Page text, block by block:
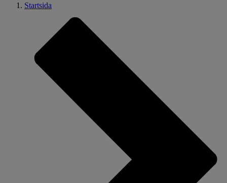
Startsida